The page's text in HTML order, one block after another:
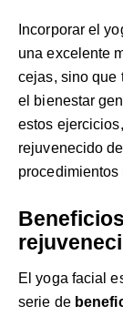
Incorporar el
una excelente
cejas, sino que
el bienestar
estos
rejuvenecido
procedimientos
El yoga facial
serie de